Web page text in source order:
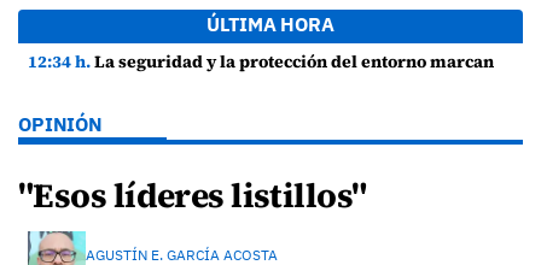
ÚLTIMA HORA
12:34 h.La seguridad y la protección del entorno marcan la planificación de las Fiestas de La Caleta de Famara
OPINIÓN
"Esos líderes listillos"
AGUSTÍN E. GARCÍA ACOSTA